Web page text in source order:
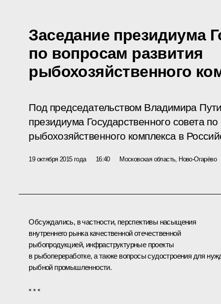
Заседание президиума
по вопросам развития
рыбохозяйственного
Под председательством Владимира
президиума Государственного совета
рыбохозяйственного комплекса в
19 октября 2015 года 16:40 Московская область, Ново-Огарёво
Обсуждались, в частности, перспективы насыщения
внутреннего рынка качественной отечественной
рыбопродукцией, инфраструктурные проекты
в рыбопереработке, а также вопросы судостроения для
рыбной промышленности.
* * *